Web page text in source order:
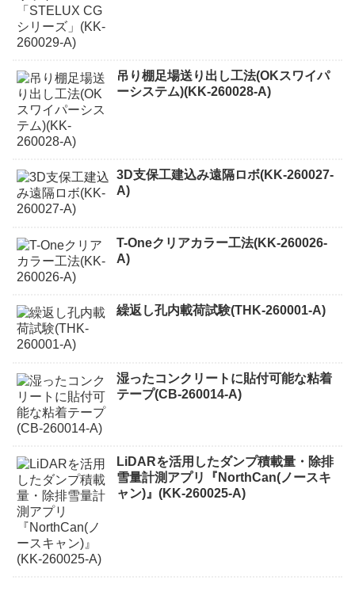
吊り棚足場送り出し工法(OKスワイパ
ーシステム)(KK-260028-A)
3D支保工建込み遠隔ロボ(KK-260027-
A)
T-Oneクリアカラー工法(KK-260026-
A)
繰返し孔内載荷試験(THK-260001-A)
湿ったコンクリートに貼付可能な粘着
テープ(CB-260014-A)
LiDARを活用したダンプ積載量・除排
雪量計測アプリ『NorthCan(ノースキ
ャン)』(KK-260025-A)